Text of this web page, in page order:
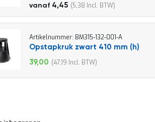
vanaf 4,45 5,38
4,95
5,99
Artikelnummer: BM315-132-001-A
Opstapkruk zwart 410 mm (h)
Speciale
39,00 47,19